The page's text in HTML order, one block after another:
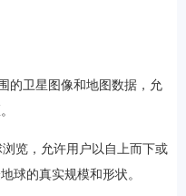
的卫星图像和地图数据，允
览，允许用户以自上而下或
球的真实规模和形状。